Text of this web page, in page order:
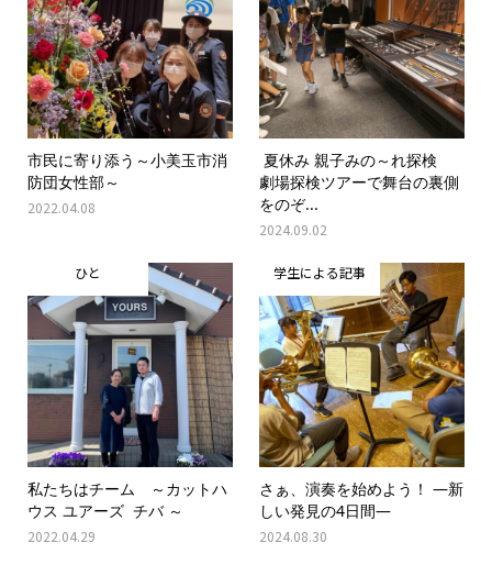
市民に寄り添う～小美玉市消
防団女性部～
2022.04.08
夏休み 親子みの～れ探検
劇場探検ツアーで舞台の裏側
をのぞ...
2024.09.02
ひと
私たちはチーム ～カットハ
ウス ユアーズ チバ ～
2022.04.29
学生による記事
さぁ、演奏を始めよう！ ―新
しい発見の4日間―
2024.08.30